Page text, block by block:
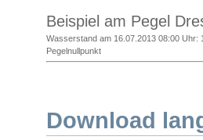
Beispiel am Pegel
Wasserstand am 16.07.2013 08:00 Uhr:
Pegelnullpunkt
Download